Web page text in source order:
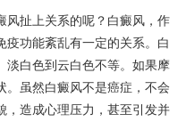
风扯上关系的呢？白癜风，作
疫功能紊乱有一定的关系。白
淡白色到云白色不等。如果摩
。虽然白癜风不是癌症，不会
，造成心理压力，甚至引发并